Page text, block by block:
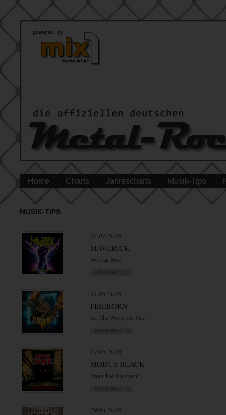
Home Charts Jahrescharts Musik-Tips
MUSIK-TIPS
07.07.2026
MAVERICK
We Can Rise
31.05.2026
FIREBORN
Set The World On Fire
14.05.2026
MODUS BLACK
From The Basement
29.03.2026